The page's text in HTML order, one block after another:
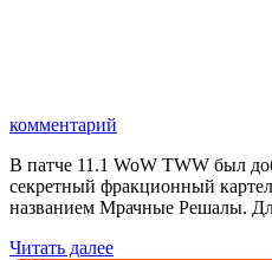
комментарий
В патче 11.1 WoW TWW был
секретный фракционный
названием Мрачные Решалы.
Читать далее